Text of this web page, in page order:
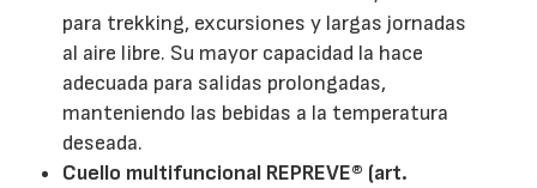
para trekking, excursiones y largas jornadas
al aire libre. Su mayor capacidad la hace
adecuada para salidas prolongadas,
manteniendo las bebidas a la temperatura
deseada.
Cuello multifuncional REPREVE® (art.